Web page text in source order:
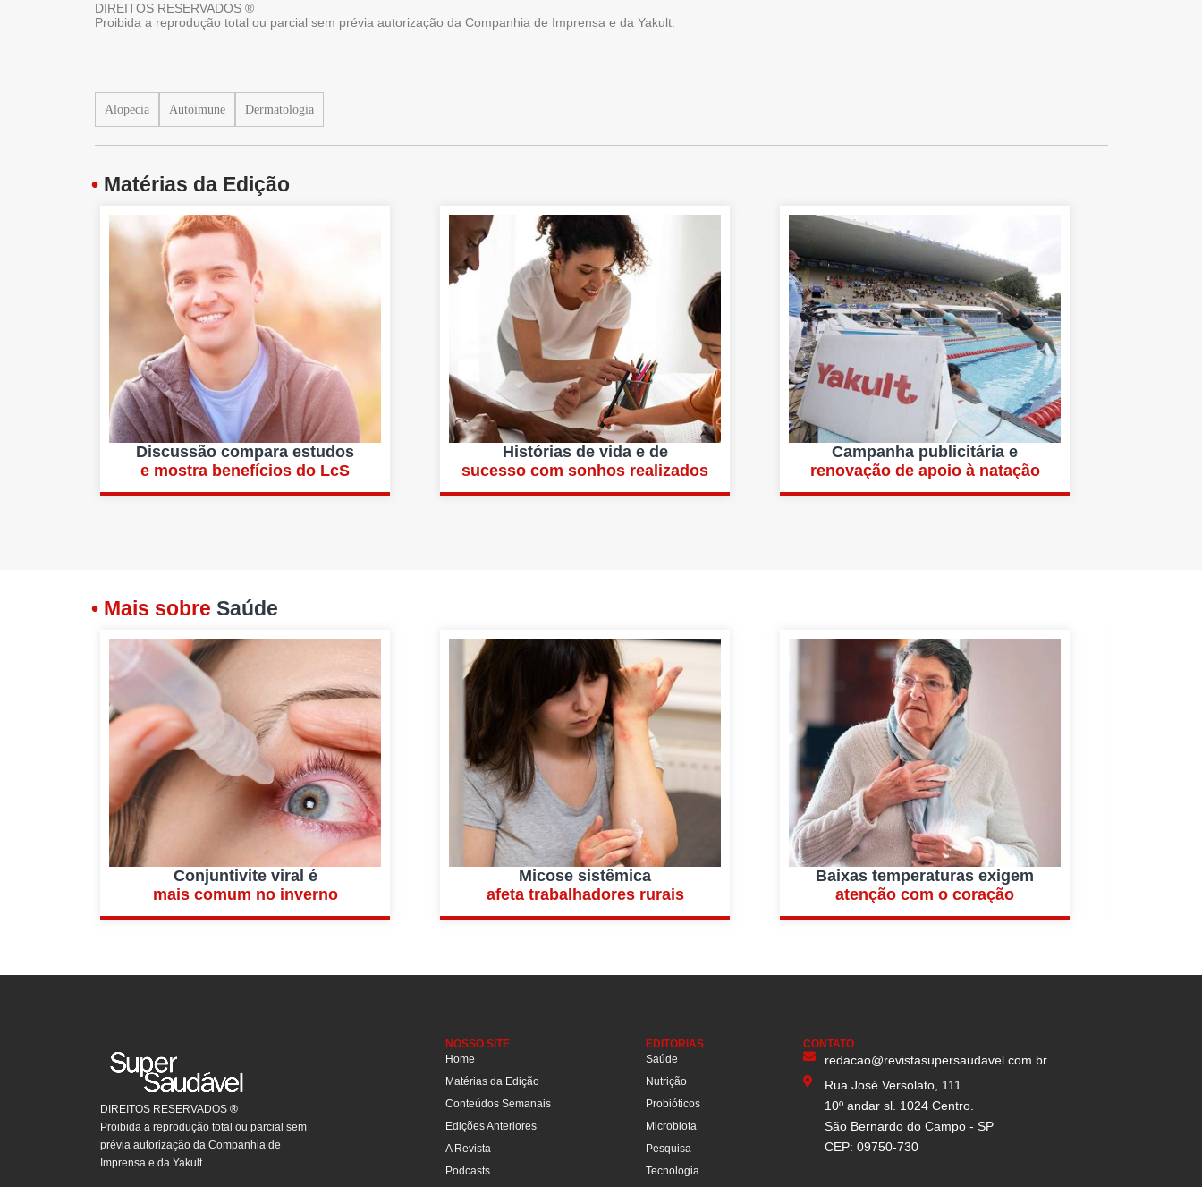
DIREITOS RESERVADOS ®
Proibida a reprodução total ou parcial sem prévia autorização da Companhia de Imprensa e da Yakult.
Alopecia Autoimune Dermatologia
• Matérias da Edição
Discussão compara estudos
e mostra benefícios do LcS
Histórias de vida e de
sucesso com sonhos realizados
Campanha publicitária e
renovação de apoio à natação
• Mais sobre Saúde
Conjuntivite viral é
mais comum no inverno
Micose sistêmica
afeta trabalhadores rurais
Baixas temperaturas exigem
atenção com o coração
DIREITOS RESERVADOS ®
Proibida a reprodução total ou parcial sem
prévia autorização da Companhia de
Imprensa e da Yakult.
NOSSO SITE
Home
Matérias da Edição
Conteúdos Semanais
Edições Anteriores
A Revista
Podcasts
EDITORIAS
Saúde
Nutrição
Probióticos
Microbiota
Pesquisa
Tecnologia
CONTATO
redacao@revistasupersaudavel.com.br
Rua José Versolato, 111.
10º andar sl. 1024 Centro.
São Bernardo do Campo - SP
CEP: 09750-730